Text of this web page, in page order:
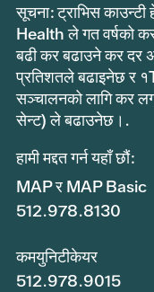
सूचना: ट्राभिस
Health ले गत वर्षको कर
बढी कर बढाउने कर दर
प्रतिशतले बढाइनेछ र
सञ्चालनको लागि कर
सेन्ट) ले बढाउनेछ।.
हामी मद्दत गर्न यहाँ छौं:
MAP र MAP Basic
512.978.8130
कमयुनिटीकेयर
512.978.9015